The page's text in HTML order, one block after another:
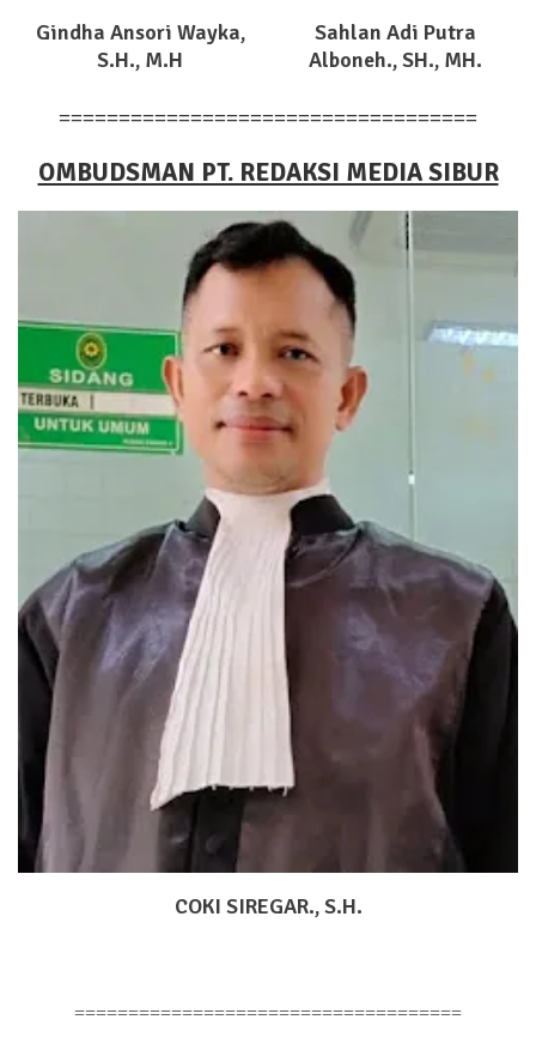
Gindha Ansori Wayka,
S.H., M.H
Sahlan Adi Putra
Alboneh., SH., MH.
===================================
OMBUDSMAN PT. REDAKSI MEDIA SIBUR
COKI SIREGAR., S.H.
====================================